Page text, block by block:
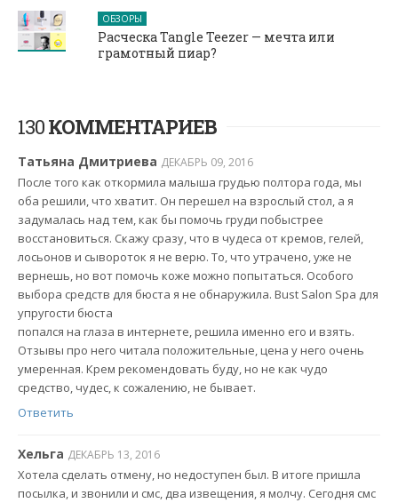
ОБЗОРЫ
Расческа Tangle Teezer — мечта или
грамотный пиар?
130КОММЕНТАРИЕВ
Татьяна Дмитриева ДЕКАБРЬ 09, 2016
После того как откормила малыша грудью полтора года, мы
оба решили, что хватит. Он перешел на взрослый стол, а я
задумалась над тем, как бы помочь груди побыстрее
восстановиться. Скажу сразу, что в чудеса от кремов, гелей,
лосьонов и сывороток я не верю. То, что утрачено, уже не
вернешь, но вот помочь коже можно попытаться. Особого
выбора средств для бюста я не обнаружила. Bust Salon Spa для
упругости бюста
попался на глаза в интернете, решила именно его и взять.
Отзывы про него читала положительные, цена у него очень
умеренная. Крем рекомендовать буду, но не как чудо
средство, чудес, к сожалению, не бывает.
Ответить
Хельга ДЕКАБРЬ 13, 2016
Хотела сделать отмену, но недоступен был. В итоге пришла
посылка, и звонили и смс, два извещения, я молчу. Сегодня смс